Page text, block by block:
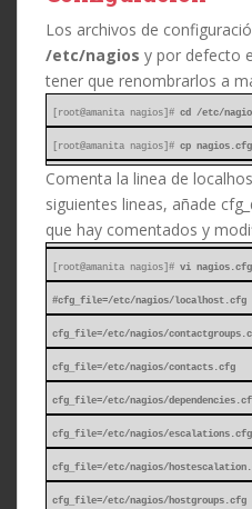
Los archivos de
/etc/nagios y por defecto
tener que renombrarlos a
[root@amanita nagios]#cd /etc/
[root@amanita nagios]#cp
Comenta la linea de
siguientes lineas, añade
que hay comentados y
[root@amanita nagios]#vi nagios.cfg
#cfg_file=/etc/nagios/localhost.cfg
cfg_file=/etc/nagios/
cfg_file=/etc/nagios/contacts.cfg
cfg_file=/etc/nagios/
cfg_file=/etc/nagios/escalations.cfg
cfg_file=/etc/nagios/
cfg_file=/etc/nagios/hostgroups.cfg